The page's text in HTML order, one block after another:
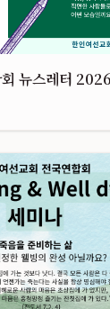
뉴스레터